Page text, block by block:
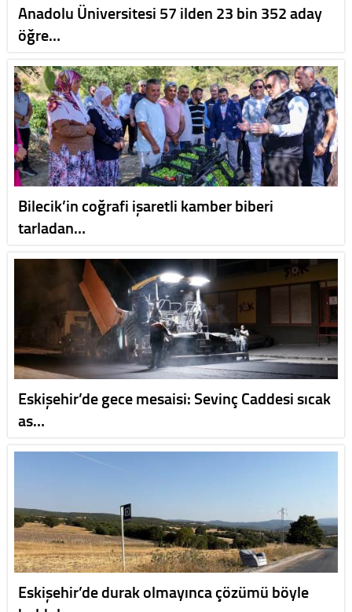
Anadolu Üniversitesi 57 ilden 23 bin 352 aday
öğre…
Bilecik’in coğrafi işaretli kamber biberi
tarladan…
Eskişehir’de gece mesaisi: Sevinç Caddesi sıcak
as…
Eskişehir’de durak olmayınca çözümü böyle